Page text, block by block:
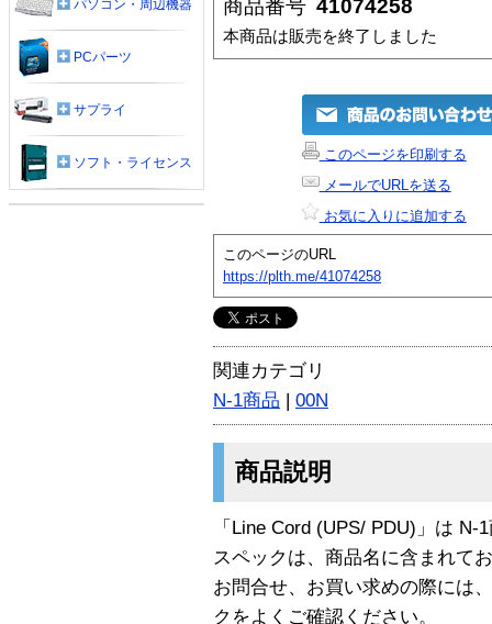
商品番号 41074258
本商品は販売を終了しました
このページを印刷する
メールでURLを送る
お気に入りに追加する
このページのURL
https://plth.me/41074258
関連カテゴリ
N-1商品 | 00N
商品説明
「Line Cord (UPS/ PDU)」は N-
スペックは、商品名に含まれて
お問合せ、お買い求めの際には
クをよくご確認ください。
パソコン・周辺機器
PCパーツ
サプライ
ソフト・ライセンス